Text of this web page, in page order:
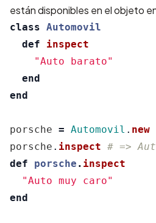
están disponibles en el objeto
class Automovil
def
inspect
"Auto barato"
end
end
porsche = Automovil . new
porsche . inspect # =>
def
porsche . inspect
"Auto muy caro"
end